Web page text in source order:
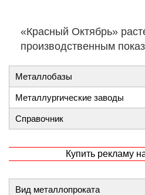
«Красный Октябрь»
производственным
Металлобазы
Металлургические заводы
Справочник
Купить рекламу
Вид металлопроката